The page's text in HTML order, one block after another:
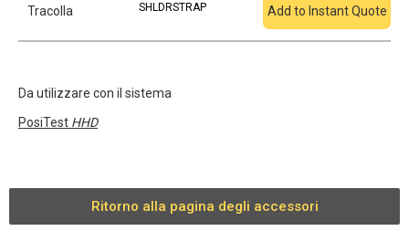
Tracolla SHLDRSTRAP Add to Instant Quote
Da utilizzare con il sistema
PosiTest HHD
Ritorno alla pagina degli accessori